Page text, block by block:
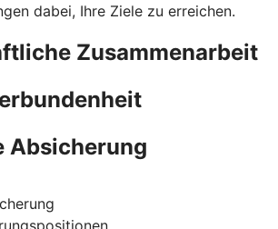
dabei, Ihre Ziele zu erreichen.
Zusammenarbeit
Absicherung